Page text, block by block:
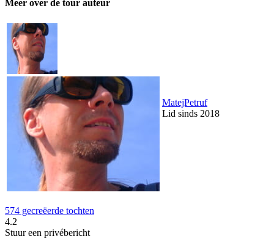
Meer over de tour auteur
MatejPetruf
Lid sinds 2018
574 gecreëerde tochten
4.2
Stuur een privébericht